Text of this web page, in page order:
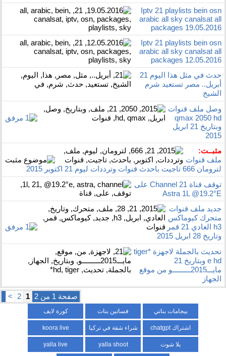
Iptv 21 playlists bein osn
arabic all sky canalsat all
packages 19.05.2016
Iptv 21 playlists bein osn
arabic all sky canalsat all
packages 12.05.2016
حدث في مثل هذا اليوم 21
أبريل.. مصر تستعيد شرم
الشيخ
وصل ملف قنوات
qmax 2050 hd
وبتاريخ 21 ابريل
2015
مثبــت:
ملف قنوات
لترومان 666 تاجيت باحدث قنوات وترددات ليوم 21 اكتوبر 2015
توقف قناة Channel 21 على
Astra 1L @19.2°E
جديد ملف قنوات
متحرك كيوماكس
h3 العادي 21 قمر
وتاريخ 28 ابريل 2015
تحديث بالجملة لاجهزة tiger*
e hd وبتاريخ 21
مايـــ2015ـــــــــو من موقع
الجهاز
صفحة 1 من 2 1
2
>
بيجامات بناتي فساتين بنات كورة لايف
اشتراك chatgpt شراء شقة في تركيا koora live
يلا شوت yalla shoot
yalla live